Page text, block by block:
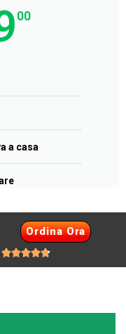
00
a casa
Ordina Ora
